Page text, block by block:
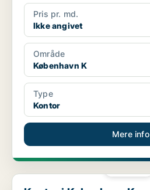
Pris pr. md.
Ikke angivet
Område
København K
Type
Kontor
Mere info
Kontor i København K